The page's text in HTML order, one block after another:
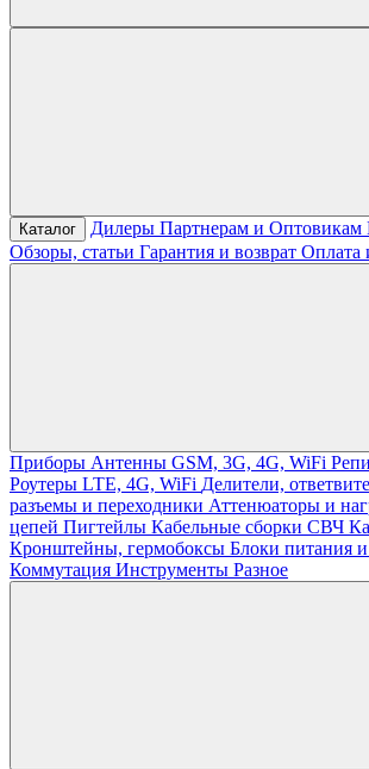
Каталог
Дилеры Партнерам и Оптовикам
Обзоры, статьи Гарантия и возврат Оплата
Приборы Антенны GSM, 3G, 4G, WiFi
Роутеры LTE, 4G, WiFi Делители,
разъемы и переходники Аттенюаторы и
цепей Пигтейлы Кабельные сборки СВЧ
Кронштейны, гермобоксы Блоки питания
Коммутация Инструменты Разное